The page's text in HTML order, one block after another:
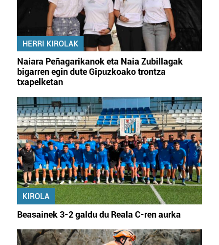
baliatzen gara. Ohar hau onartuz gero, teknologia hori
erabiltzeko baimen esplizitua ematen diguzu.Gehiago
irakurri
HERRI KIROLAK
Naiara Peñagarikanok eta Naia Zubillagak
bigarren egin dute Gipuzkoako trontza
txapelketan
KIROLA
Beasainek 3-2 galdu du Reala C-ren aurka